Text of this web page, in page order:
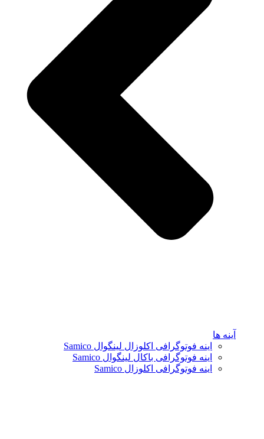
آینه ها
اینه فوتوگرافی اکلوزال لینگوال Samico
اینه فوتوگرافی باکال لینگوال Samico
اینه فوتوگرافی اکلوزال Samico